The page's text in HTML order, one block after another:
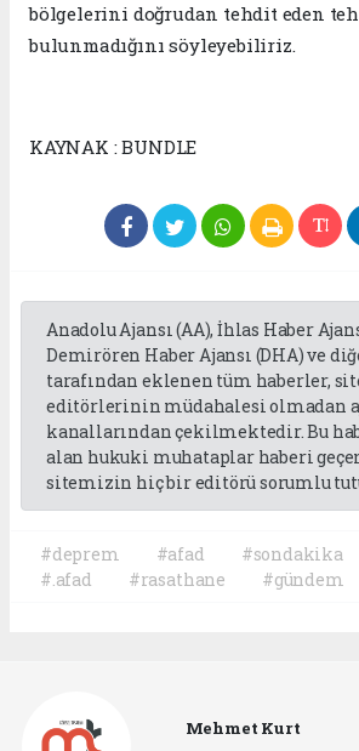
bölgelerini doğrudan tehdit eden
bulunmadığını söyleyebiliriz.
KAYNAK : BUNDLE
Anadolu Ajansı (AA), İhlas Haber
Demirören Haber Ajansı (DHA) ve
tarafından eklenen tüm haberler,
editörlerinin müdahalesi olmadan
kanallarından çekilmektedir. Bu
alan hukuki muhataplar haberi
sitemizin hiç bir editörü sorumlu
#deprem #afad #sondakika
#.afad
#rasathane #gündem
Mehmet Kurt